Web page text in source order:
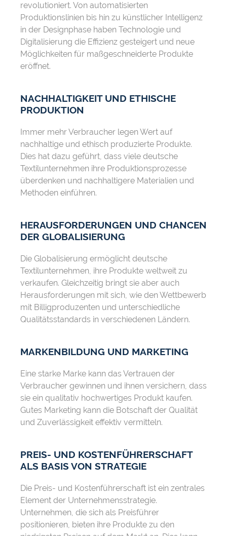
revolutioniert. Von automatisierten
Produktionslinien bis hin zu künstlicher Intelligenz
in der Designphase haben Technologie und
Digitalisierung die Effizienz gesteigert und neue
Möglichkeiten für maßgeschneiderte Produkte
eröffnet.
NACHHALTIGKEIT UND ETHISCHE
PRODUKTION
Immer mehr Verbraucher legen Wert auf
nachhaltige und ethisch produzierte Produkte.
Dies hat dazu geführt, dass viele deutsche
Textilunternehmen ihre Produktionsprozesse
überdenken und nachhaltigere Materialien und
Methoden einführen.
HERAUSFORDERUNGEN UND CHANCEN
DER GLOBALISIERUNG
Die Globalisierung ermöglicht deutsche
Textilunternehmen, ihre Produkte weltweit zu
verkaufen. Gleichzeitig bringt sie aber auch
Herausforderungen mit sich, wie den Wettbewerb
mit Billigproduzenten und unterschiedliche
Qualitätsstandards in verschiedenen Ländern.
MARKENBILDUNG UND MARKETING
Eine starke Marke kann das Vertrauen der
Verbraucher gewinnen und ihnen versichern, dass
sie ein qualitativ hochwertiges Produkt kaufen.
Gutes Marketing kann die Botschaft der Qualität
und Zuverlässigkeit effektiv vermitteln.
PREIS- UND KOSTENFÜHRERSCHAFT
ALS BASIS VON STRATEGIE
Die Preis- und Kostenführerschaft ist ein zentrales
Element der Unternehmensstrategie.
Unternehmen, die sich als Preisführer
positionieren, bieten ihre Produkte zu den